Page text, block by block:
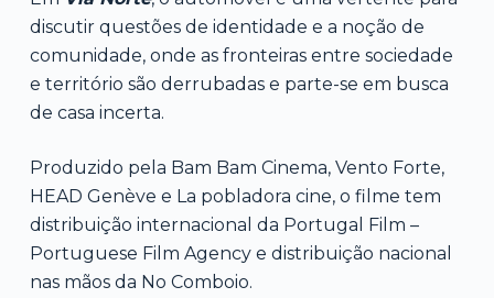
discutir questões de identidade e a noção de
comunidade, onde as fronteiras entre sociedade
e território são derrubadas e parte-se em busca
de casa incerta.
Produzido pela Bam Bam Cinema, Vento Forte,
HEAD Genève e La pobladora cine, o filme tem
distribuição internacional da Portugal Film –
Portuguese Film Agency e distribuição nacional
nas mãos da No Comboio.